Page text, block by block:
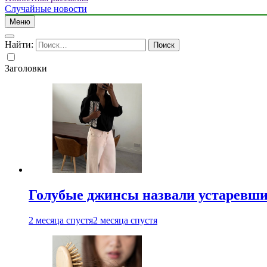
Случайные новости
Меню
Найти:
Заголовки
Голубые джинсы назвали
2 месяца спустя2 месяца спустя